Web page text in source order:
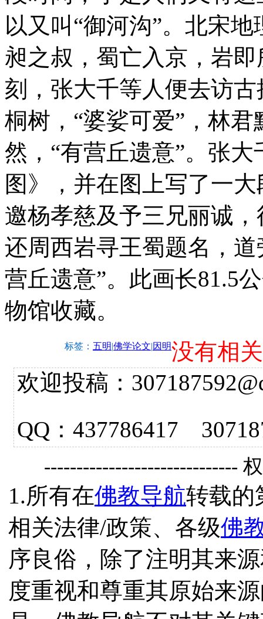
以又叫“御河沟”。北宋
昶之叔，蜀亡入京，岩
刻，张大千等人便去访
桐树，“婆娑可爱”，林
然，“有营丘遗意”。张
图》，并在图上写了一
邀杨孝慈及予三兄丽诚
还周西岩寻王蜀题名，
营丘遗意”。此画长81.5
物馆收藏。
标签： 五明|佛学论文|因明没有相
欢迎投稿：
QQ：437786417
------------------------------
1.所有在佛教导航转载的
相关法律/政策、各级佛
序良俗，除了注明其来
度重视和尊重其原始来